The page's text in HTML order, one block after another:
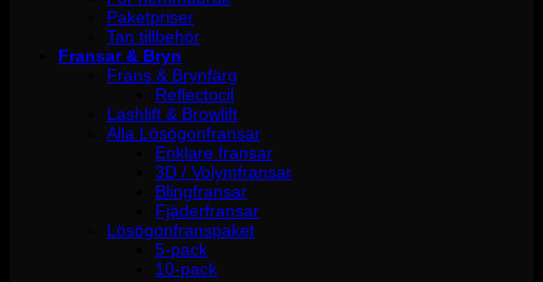
Paketpriser
Tan tillbehör
Fransar & Bryn
Frans & Brynfärg
Reflectocil
Lashlift & Browlift
Alla Lösögonfransar
Enklare fransar
3D / Volymfransar
Blingfransar
Fjäderfransar
Lösögonfranspaket
5-pack
10-pack